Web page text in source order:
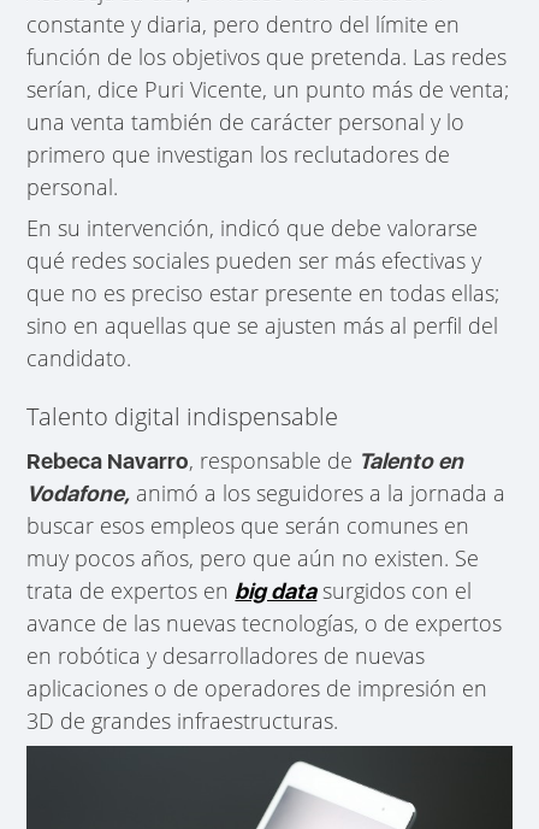
constante y diaria, pero dentro del límite en
función de los objetivos que pretenda. Las redes
serían, dice Puri Vicente, un punto más de venta;
una venta también de carácter personal y lo
primero que investigan los reclutadores de
personal.
En su intervención, indicó que debe valorarse
qué redes sociales pueden ser más efectivas y
que no es preciso estar presente en todas ellas;
sino en aquellas que se ajusten más al perfil del
candidato.
Talento digital indispensable
Rebeca Navarro, responsable de Talento en
Vodafone, animó a los seguidores a la jornada a
buscar esos empleos que serán comunes en
muy pocos años, pero que aún no existen. Se
trata de expertos en big datasurgidos con el
avance de las nuevas tecnologías, o de expertos
en robótica y desarrolladores de nuevas
aplicaciones o de operadores de impresión en
3D de grandes infraestructuras.